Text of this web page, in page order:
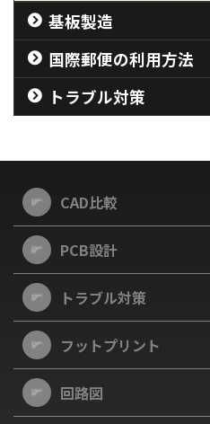
基板製造
国際郵便の利用方法
トラブル対策
CAD比較
PCB設計
トラブル対策
フットプリント
回路図